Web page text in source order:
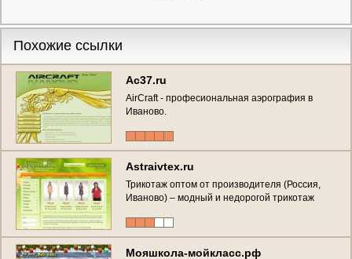
Похожие ссылки
Ac37.ru
AirCraft - професиональная аэрография в
Иваново.
Astraivtex.ru
Трикотаж оптом от производителя (Россия,
Иваново) – модный и недорогой трикотаж
Мояшкола-мойкласс.рф